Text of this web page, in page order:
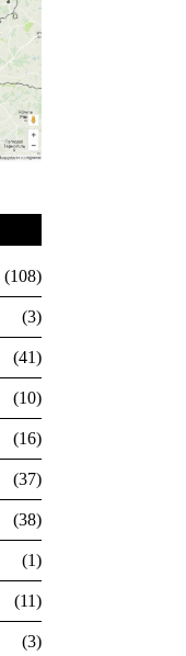
108
3
41
10
16
37
38
1
11
3